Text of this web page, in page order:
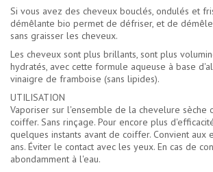
Si vous avez des cheveux bouclés, ondulés et
démêlante bio permet de défriser, et de
sans graisser les cheveux.
Les cheveux sont plus brillants, sont plus
hydratés, avec cette formule aqueuse à base
vinaigre de framboise (sans lipides).
UTILISATION
Vaporiser sur l'ensemble de la chevelure sèche
coiffer. Sans rinçage. Pour encore plus
quelques instants avant de coiffer. Convient aux
ans. Éviter le contact avec les yeux. En cas de
abondamment à l'eau.